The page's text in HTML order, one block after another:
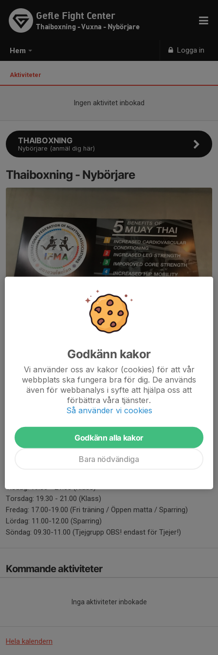
Hem Logga in
Gefle Fight Center
Thaiboxning - Vuxna - Nybörjare
Aktiviteter
Ingen aktivitet inbokad
THAIBOXNING
Nybörjare (anmäl dig här)
Thaiboxning - Nybörjare
Denna grupp leds avGefle Fight Centerfighters Abbas Shba &
I denna grupp koncentrerar vi oss på att lära ut grunderna i
Thaiboxning. Inga krav på tidigare erfarenhet ställs på utövaren.
Du kan vara ung, gammal, motionär eller aspirerande elit. Alla
- Vid varje pass övar vi på grundtekniker och bygger upp styrka
Tisdag: 19.30 - 21.00 (Klass)
Torsdag: 19.30 - 21.00 (Klass)
Fredag: 17.00-19.00 (Fri träning / Öppen matta / Sparring)
Lördag: 11.00-12.00 (Sparring)
Söndag: 09.30-11.00 (Tjejgrupp OBS! endast för Tjejer!)
Kommande aktiviteter
Inga aktiviteter inbokade
Hela kalendern
Godkänn kakor
Vi använder oss av kakor (cookies) för att vår
webbplats ska fungera bra för dig. De används
även för webbanalys i syfte att hjälpa oss att
förbättra våra tjänster.
Så använder vi cookies
Godkänn alla kakor
Bara nödvändiga